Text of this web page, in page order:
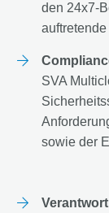
den 24x7-
SVA
sowie der